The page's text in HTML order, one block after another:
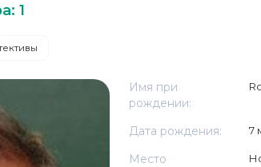
1
Имя при
рождении:
Дата рождения: 7
Место